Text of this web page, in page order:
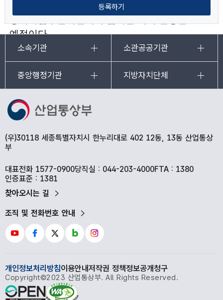
사업 추진 방식은
예정이다.
주요 추진경과>
ㅇ신청업체로부터 방산업체지정 신청 서류 접수
(한화오션’24.4.11., HD현대중공업’24.5.13.)
ㅇ 신규 방산업체 지정 타당성 관련 방사청 협의 완료
(’24.10월)
생산능력판단기준서 확정(’24.11월)
ㅇ 방사청으로부터 보안측정 결과 접수
(한화오션
등록하기
소속기관 소관공공기관
중앙행정기관 지방자치단체
(우)30118 세종특별자치시 한누리대로 402 12동, 13동 산업통상
부
대표전화 1577-0900당직실 : 044-203-4000FTA : 1380
인증표준 : 1381
찾아오시는 길
조직 및 전화번호 안내
개인정보처리방침이용안내저작권 정책정보공개청구
Copyright©2023 산업통상부. All Rights Reserved.